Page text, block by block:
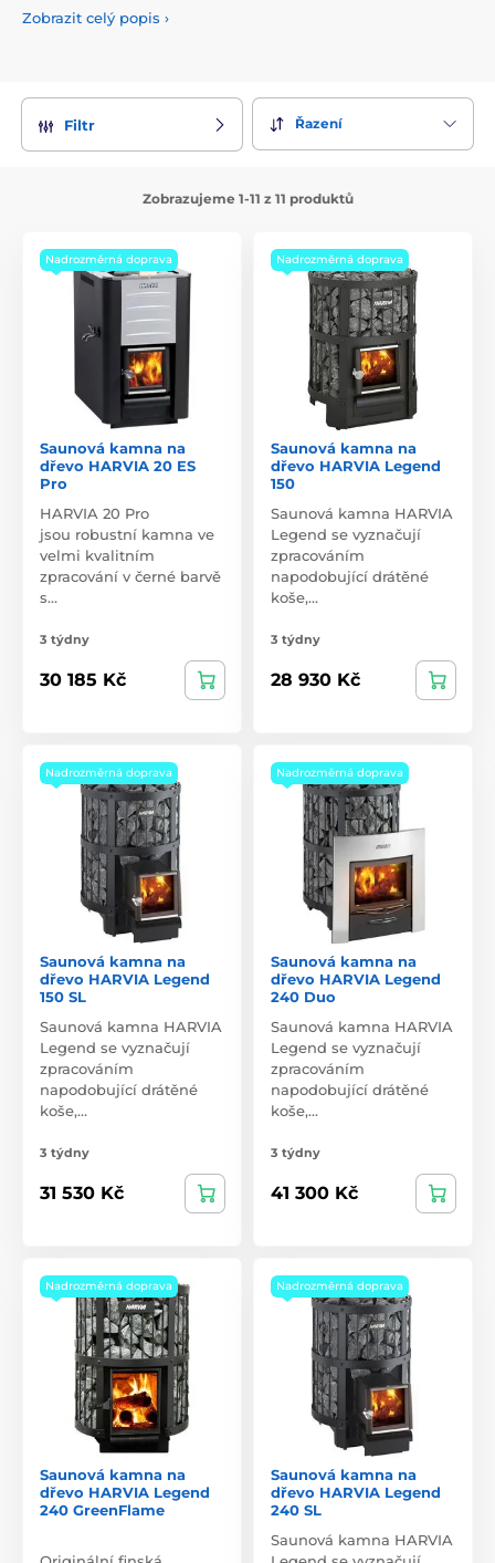
údržba je o něco náročnější. Pokud však toužíte po
autentickém zážitku a nehodláte dělat kompromisy,
systémem pro cirkulaci vzduchu, který rychle prohřeje
saunu, čímž zvyšuje komfort a zároveň snižuje náklady na
saunování.
výhodou je, že při použití dřevěných kamen v venkovních
mohou sloužit po mnoho desetiletí.
Zobrazit celý popis ›
Filtr Řazení
Zobrazujeme 1-11 z 11 produktů
Nadrozměrná doprava
Saunová kamna na
dřevo HARVIA 20 ES
Pro
HARVIA 20 Pro
jsou robustní kamna ve
velmi kvalitním
zpracování v černé barvě
s…
3 týdny
30 185 Kč
Nadrozměrná doprava
Saunová kamna na
dřevo HARVIA Legend
150
Saunová kamna HARVIA
Legend se vyznačují
zpracováním
napodobující drátěné
koše,…
3 týdny
28 930 Kč
Nadrozměrná doprava
Saunová kamna na
dřevo HARVIA Legend
150 SL
Saunová kamna HARVIA
Legend se vyznačují
zpracováním
napodobující drátěné
koše,…
3 týdny
31 530 Kč
Nadrozměrná doprava
Saunová kamna na
dřevo HARVIA Legend
240 Duo
Saunová kamna HARVIA
Legend se vyznačují
zpracováním
napodobující drátěné
koše,…
3 týdny
41 300 Kč
Nadrozměrná doprava
Saunová kamna na
dřevo HARVIA Legend
240 GreenFlame
Nadrozměrná doprava
Saunová kamna na
dřevo HARVIA Legend
240 SL
Saunová kamna HARVIA